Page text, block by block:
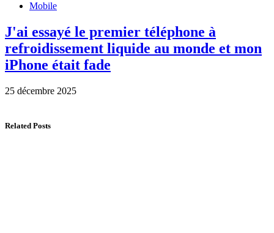
Mobile
J'ai essayé le premier téléphone à
refroidissement liquide au monde et mon
iPhone était fade
25 décembre 2025
Related Posts